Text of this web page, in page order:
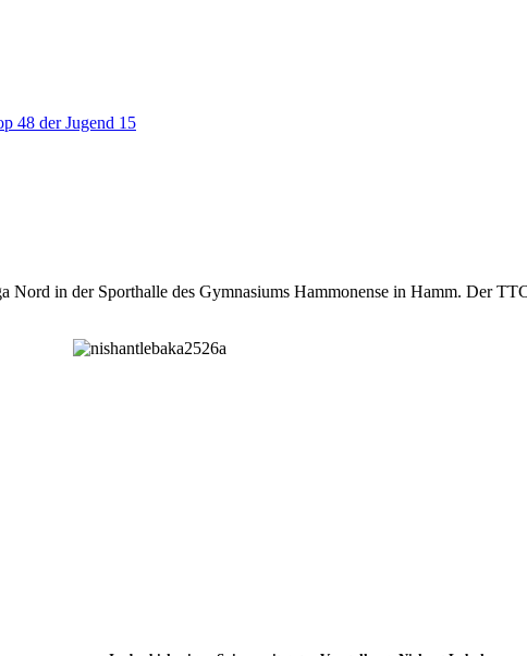
48 der Jugend 15
Nord in der Sporthalle des Gymnasiums Hammonense in Hamm. Der